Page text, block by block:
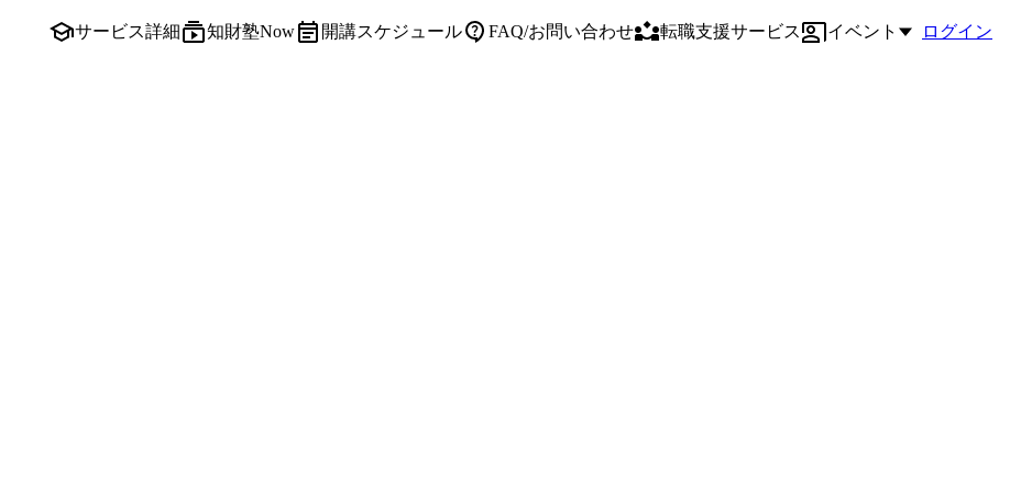
サービス詳細 知財塾Now 開講スケジュール FAQ/お問い合わせ 転職支援サービス イベント ログイン